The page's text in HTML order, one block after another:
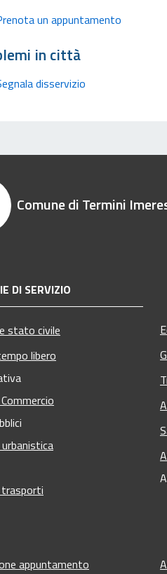
un appuntamento
in città
disservizio
Comune di Termini
DI SERVIZIO
stato civile
libero
appuntamento